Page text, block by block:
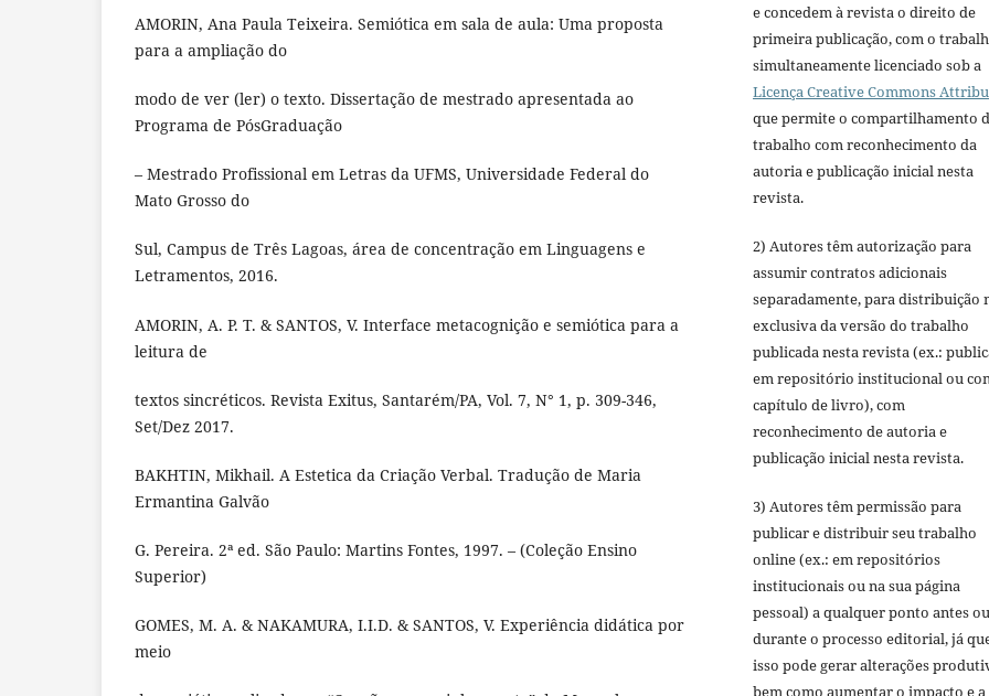
AMORIN, Ana Paula Teixeira. Semiótica em sala de aula: Uma proposta
para a ampliação do
modo de ver (ler) o texto. Dissertação de mestrado apresentada ao
Programa de PósGraduação
– Mestrado Profissional em Letras da UFMS, Universidade Federal do
Mato Grosso do
Sul, Campus de Três Lagoas, área de concentração em Linguagens e
Letramentos, 2016.
AMORIN, A. P. T. & SANTOS, V. Interface metacognição e semiótica para a
leitura de
textos sincréticos. Revista Exitus, Santarém/PA, Vol. 7, N° 1, p. 309-346,
Set/Dez 2017.
BAKHTIN, Mikhail. A Estetica da Criação Verbal. Tradução de Maria
Ermantina Galvão
G. Pereira. 2ª ed. São Paulo: Martins Fontes, 1997. – (Coleção Ensino
Superior)
GOMES, M. A. & NAKAMURA, I.I.D. & SANTOS, V. Experiência didática por
meio
e concedem à revista o direito de
primeira publicação, com o
simultaneamente licenciado sob a
Licença Creative Commons
que permite o compartilhamento
trabalho com reconhecimento da
autoria e publicação inicial nesta
revista.
2) Autores têm autorização para
assumir contratos adicionais
separadamente, para distribuição
exclusiva da versão do trabalho
publicada nesta revista (ex.:
em repositório institucional ou
capítulo de livro), com
reconhecimento de autoria e
publicação inicial nesta revista.
3) Autores têm permissão para
publicar e distribuir seu trabalho
online (ex.: em repositórios
institucionais ou na sua página
pessoal) a qualquer ponto antes ou
durante o processo editorial, já
isso pode gerar alterações
bem como aumentar o impacto e a